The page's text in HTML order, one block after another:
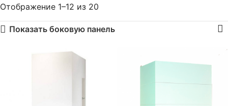
Отображение 1–12 из 20
Показать боковую панель